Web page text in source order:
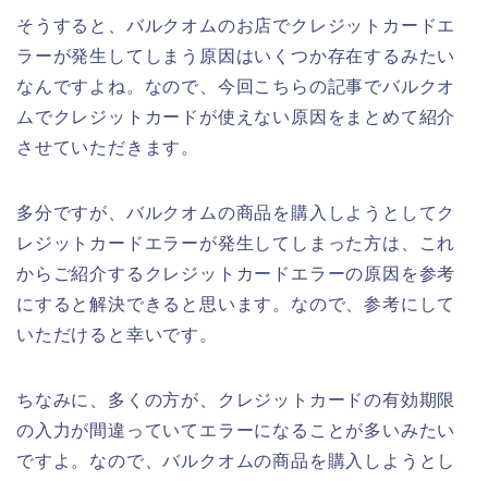
そうすると、バルクオムのお店でクレジットカードエ
ラーが発生してしまう原因はいくつか存在するみたい
なんですよね。なので、今回こちらの記事でバルクオ
ムでクレジットカードが使えない原因をまとめて紹介
させていただきます。
多分ですが、バルクオムの商品を購入しようとしてク
レジットカードエラーが発生してしまった方は、これ
からご紹介するクレジットカードエラーの原因を参考
にすると解決できると思います。なので、参考にして
いただけると幸いです。
ちなみに、多くの方が、クレジットカードの有効期限
の入力が間違っていてエラーになることが多いみたい
ですよ。なので、バルクオムの商品を購入しようとし